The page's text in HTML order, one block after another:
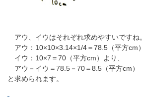
アウ、イウはそれぞれ求めやすいですね。
アウ：10×10×3.14×1/4＝78.5（平方cm）
イウ：10×7＝70（平方cm）より、
アウ－イウ＝78.5－70＝8.5（平方cm）
と求められます。